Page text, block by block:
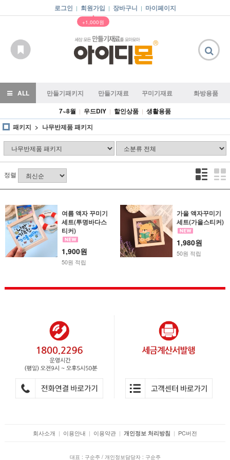
로그인 | 회원가입 |
▲
+1,000원
장바구니 | 마이페이지
ALL 만들기패키지 만들기재료 꾸미기재료
화방용품
7~8월 | 우드DIY | 할인상품 | 생활용품
패키지
나무반제품 패키지
정렬
여름 액자 꾸미기
세트(투명바다스
티커)
1,900원
50원 적립
가을 액자꾸미기
세트(가을스티커)
1,980원
50원 적립
회사소개 | 이용안내 | 이용약관 | 개인정보 처리방침 | PC버전
대표 : 구순주 / 개인정보담당자 : 구순주